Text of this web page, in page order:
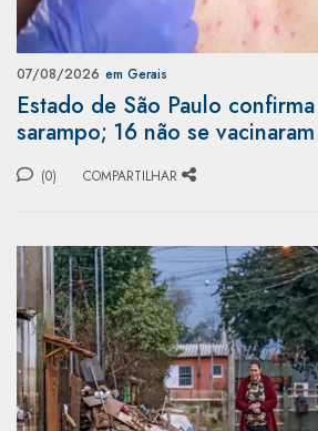
07/08/2026 em Gerais
Estado de São Paulo
sarampo; 16 não se vacinaram
(0) COMPARTILHAR